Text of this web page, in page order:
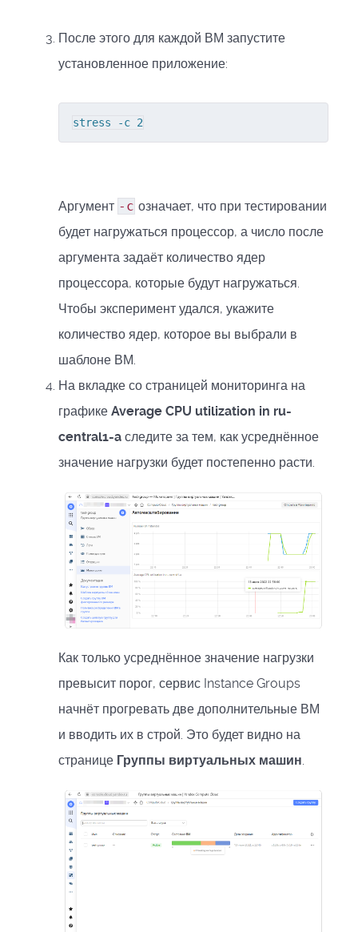
После этого для каждой ВМ запустите
установленное приложение:
stress -c 2
Аргумент -c означает, что при тестировании
будет нагружаться процессор, а число после
аргумента задаёт количество ядер
процессора, которые будут нагружаться.
Чтобы эксперимент удался, укажите
количество ядер, которое вы выбрали в
шаблоне ВМ.
На вкладке со страницей мониторинга на
графике Average CPU utilization in ru-
central1-a следите за тем, как усреднённое
значение нагрузки будет постепенно расти.
Как только усреднённое значение нагрузки
превысит порог, сервис Instance Groups
начнёт прогревать две дополнительные ВМ
и вводить их в строй. Это будет видно на
странице Группы виртуальных машин.